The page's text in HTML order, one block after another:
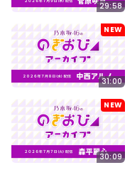
29:58
NEW
31:00
NEW
30:09